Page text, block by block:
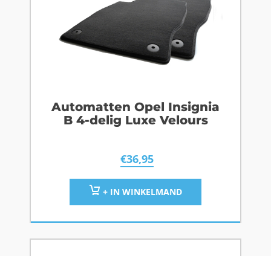
Automatten Opel Insignia
B 4-delig Luxe Velours
€36,95
+ IN WINKELMAND